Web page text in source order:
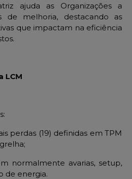
ajuda as Organizações a
de
melhoria, destacando as
que impactam na eficiência
LCM
perdas (19) definidas em TPM
normalmente avarias, setup,
de energia.